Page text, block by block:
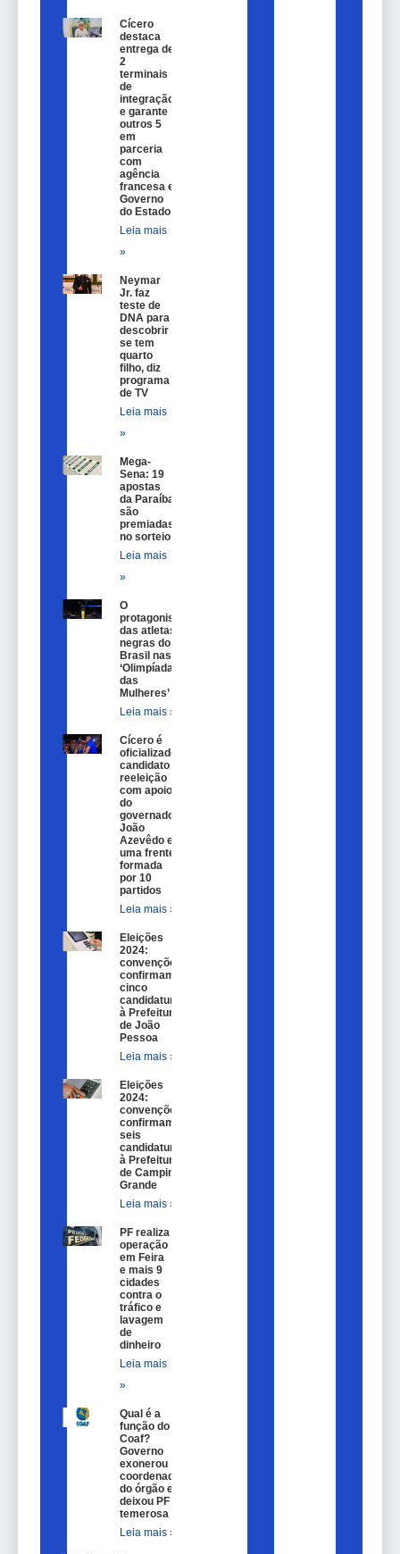
Cícero
destaca
entrega de
2
terminais
de
integração
e garante
outros 5
em
parceria
com
agência
francesa e
Governo
do Estado
Leia mais
»
Neymar
Jr. faz
teste de
DNA para
descobrir
se tem
quarto
filho, diz
programa
de TV
Leia mais
»
Mega-
Sena: 19
apostas
da Paraíba
são
premiadas
no sorteio
Leia mais
»
O
protagonismo
das atletas
negras do
Brasil nas
‘Olimpíadas
das
Mulheres’
Leia mais »
Cícero é
oficializado
candidato a
reeleição
com apoio
do
governador
João
Azevêdo e
uma frente
formada
por 10
partidos
Leia mais »
Eleições
2024:
convenções
confirmam
cinco
candidaturas
à Prefeitura
de João
Pessoa
Leia mais »
Eleições
2024:
convenções
confirmam
seis
candidaturas
à Prefeitura
de Campina
Grande
Leia mais »
PF realiza
operação
em Feira
e mais 9
cidades
contra o
tráfico e
lavagem
de
dinheiro
Leia mais
»
Qual é a
função do
Coaf?
Governo
exonerou
coordenador
do órgão e
deixou PF
temerosa
Leia mais »